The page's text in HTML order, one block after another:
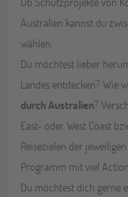
Australien kannst du
wählen.
Du möchtest lieber
Landes entdecken? Wie
durch Australien?
East- oder West Coast
Reisezielen der
Programm mit viel
Du möchtest dich gerne